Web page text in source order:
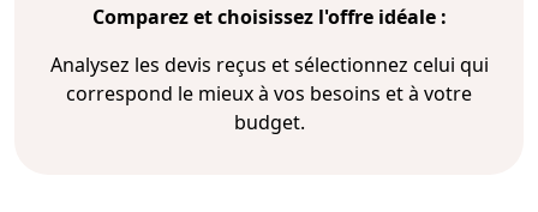
Comparez et choisissez l'offre idéale :
Analysez les devis reçus et sélectionnez celui qui
correspond le mieux à vos besoins et à votre
budget.